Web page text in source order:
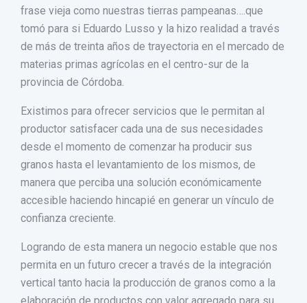
frase vieja como nuestras tierras pampeanas….que
tomó para si Eduardo Lusso y la hizo realidad a través
de más de treinta años de trayectoria en el mercado de
materias primas agrícolas en el centro-sur de la
provincia de Córdoba.
Existimos para ofrecer servicios que le permitan al
productor satisfacer cada una de sus necesidades
desde el momento de comenzar ha producir sus
granos hasta el levantamiento de los mismos, de
manera que perciba una solución económicamente
accesible haciendo hincapié en generar un vínculo de
confianza creciente.
Logrando de esta manera un negocio estable que nos
permita en un futuro crecer a través de la integración
vertical tanto hacia la producción de granos como a la